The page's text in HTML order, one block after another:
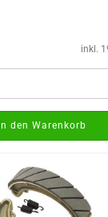
inkl.
In den Warenkorb